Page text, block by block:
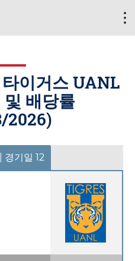
이거스 UANL
배당률
2026)
경기일 12